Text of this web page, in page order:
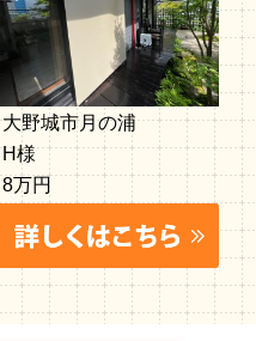
大野城市月の浦
H様
8万円